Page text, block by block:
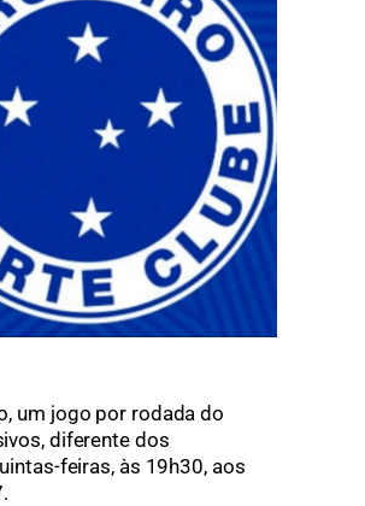
um jogo por rodada do
diferente dos
feiras, às 19h30, aos